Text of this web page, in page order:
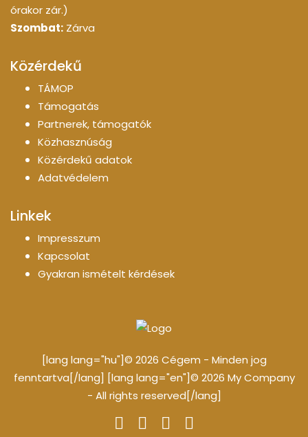
órakor zár.)
Szombat: Zárva
Közérdekű
TÁMOP
Támogatás
Partnerek, támogatók
Közhasznúság
Közérdekű adatok
Adatvédelem
Linkek
Impresszum
Kapcsolat
Gyakran ismételt kérdések
[lang lang="hu"]© 2026 Cégem - Minden jog
fenntartva[/lang] [lang lang="en"]© 2026 My Company
- All rights reserved[/lang]